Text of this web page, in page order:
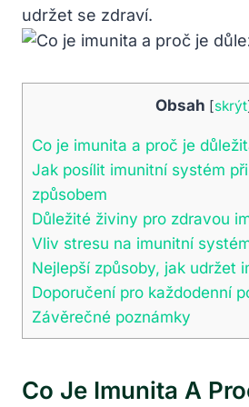
udržet se zdraví.
Obsah [skrýt
Co je imunita a proč je
Jak posílit imunitní systém
způsobem
Důležité živiny pro zdravou
Vliv stresu na imunitní
Nejlepší způsoby, jak udržet
Doporučení pro každodenní
Závěrečné poznámky
Co Je Imunita A